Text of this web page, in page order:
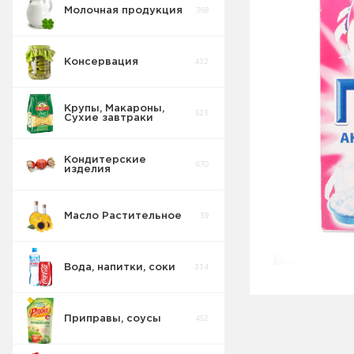
Молочная продукция 368
Консервация 432
Крупы, Макароны,
Сухие завтраки
523
Кондитерские
изделия
670
Масло Растительное 39
Вода, напитки, соки 334
Приправы, соусы 452